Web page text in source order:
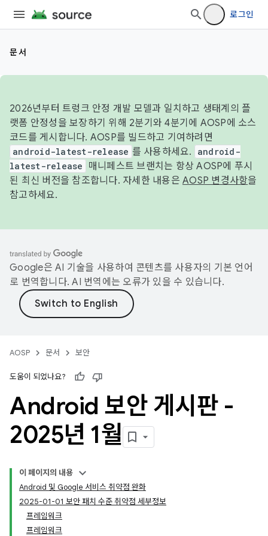
로그인
문서
2026년부터 트렁크 안정 개발 모델과 일치하고 생태계의 플
랫폼 안정성을 보장하기 위해 2분기와 4분기에 AOSP에 소스
코드를 게시합니다. AOSP를 빌드하고 기여하려면
android-latest-release 를 사용하세요.
android-
latest-release
매니페스트 브랜치는 항상 AOSP에 푸시
된 최신 버전을 참조합니다. 자세한 내용은 AOSP 변경사항을
참고하세요.
Google은 AI 기술을 사용하여 콘텐츠를 사용자의 기본 언어
로 번역합니다. AI 번역에는 오류가 있을 수 있습니다.
AOSP 문서 보안
도움이 되었나요?
Android 보안 게시판 -
2025년 1월
이 페이지의 내용
Android 및 Google 서비스 취약점 완화
2025-01-01 보안 패치 수준 취약점 세부정보
프레임워크
프레임워크